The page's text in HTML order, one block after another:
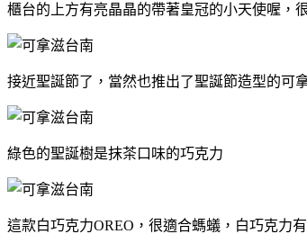
櫃台的上方有亮晶晶的帶著皇冠的小天使喔，
接近聖誕節了，當然也推出了聖誕節造型的可
綠色的聖誕樹是抹茶口味的巧克力
這款白巧克力OREO，很適合螞蟻，白巧克力